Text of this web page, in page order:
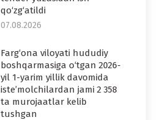
qo‘zg‘atildi
07.08.2026
Farg‘ona viloyati hududiy
boshqarmasiga o‘tgan 2026-
yil 1-yarim yillik davomida
iste’molchilardan jami 2 358
ta murojaatlar kelib
tushgan